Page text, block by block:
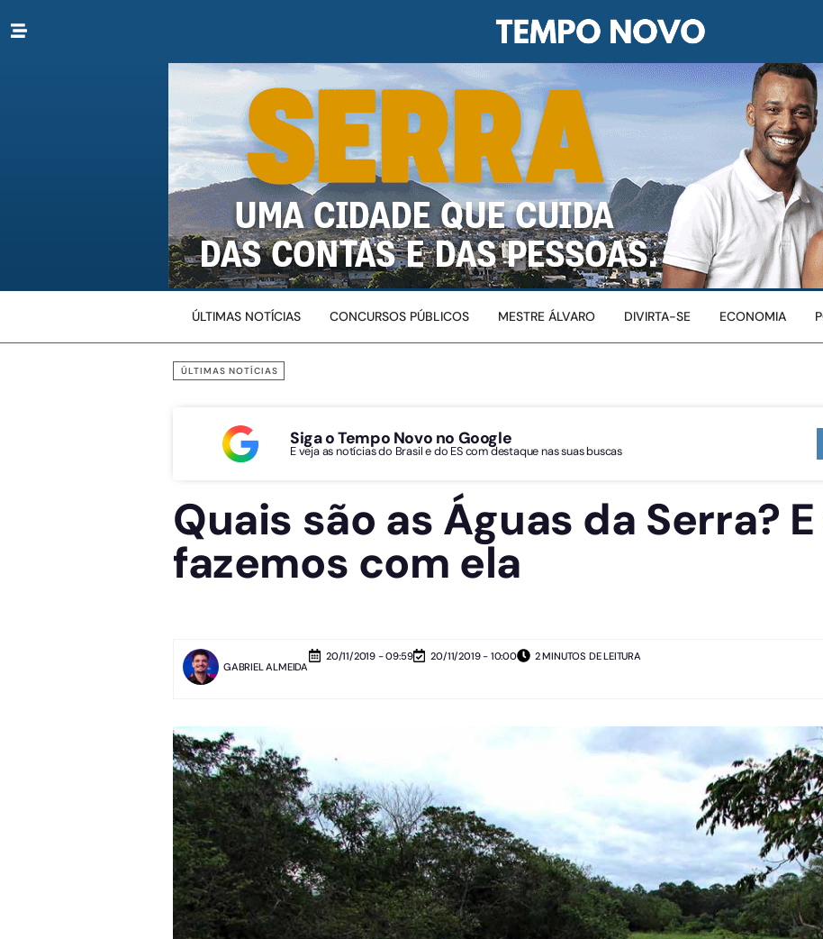
ÚLTIMAS NOTÍCIAS CONCURSOS PÚBLICOS MESTRE ÁLVARO DIVIRTA-SE ECONOMIA
ÚLTIMAS NOTÍCIAS
Siga o Tempo Novo no Google
E veja as notícias do Brasil e do ES com destaque nas suas buscas
Quais são as Águas da Serra?
fazemos com ela
GABRIEL ALMEIDA
20/11/2019 - 09:59 20/11/2019 - 10:00 2 MINUTOS DE LEITURA